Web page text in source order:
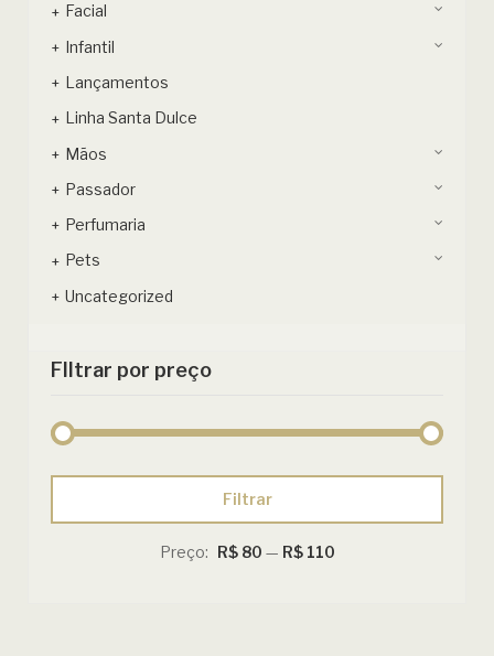
Facial
Infantil
Lançamentos
Linha Santa Dulce
Mãos
Passador
Perfumaria
Pets
Uncategorized
FIltrar por preço
mínimo
máximo
Filtrar
Preço: R$ 80 — R$ 110